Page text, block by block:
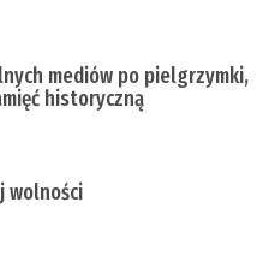
mediów po pielgrzymki,
historyczną
wolności